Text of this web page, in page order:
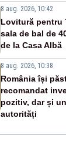
8 aug. 2026, 10:42
Lovitură pentru
sala de bal de
de la Casa Albă
8 aug. 2026, 10:38
România își
recomandat
pozitiv, dar și
autorități